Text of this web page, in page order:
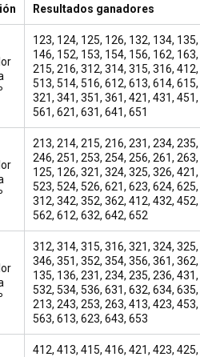
Resultados ganadores
123, 124, 125, 126, 132, 134,
146, 152, 153, 154, 156, 162,
215, 216, 312, 314, 315, 316,
513, 514, 516, 612, 613, 614,
321, 341, 351, 361, 421, 431,
561, 621, 631, 641, 651
213, 214, 215, 216, 231, 234,
246, 251, 253, 254, 256, 261,
125, 126, 321, 324, 325, 326,
523, 524, 526, 621, 623, 624,
312, 342, 352, 362, 412, 432,
562, 612, 632, 642, 652
312, 314, 315, 316, 321, 324,
346, 351, 352, 354, 356, 361,
135, 136, 231, 234, 235, 236,
532, 534, 536, 631, 632, 634,
213, 243, 253, 263, 413, 423,
563, 613, 623, 643, 653
412, 413, 415, 416, 421, 423,